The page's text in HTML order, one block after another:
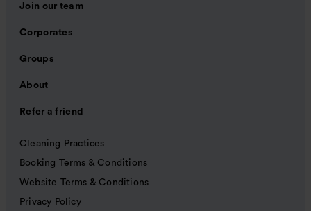
Join our team
Corporates
Groups
About
Refer a friend
Cleaning Practices
Booking Terms & Conditions
Website Terms & Conditions
Privacy Policy